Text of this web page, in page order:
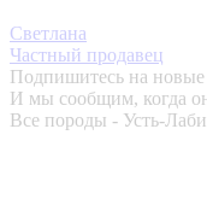
Светлана
Частный продавец
Подпишитесь на новые
И мы сообщим, когда
Все породы - Усть-